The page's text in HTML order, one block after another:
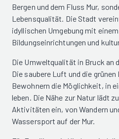
Bergen und dem Fluss Mur,
Lebensqualität. Die Stadt
idyllischen Umgebung mit
Bildungseinrichtungen und
Die Umweltqualität in Bruck an
Die saubere Luft und die
Bewohnern die Möglichkeit, in
leben. Die Nähe zur Natur lädt
Aktivitäten ein, von Wandern
Wassersport auf der Mur.